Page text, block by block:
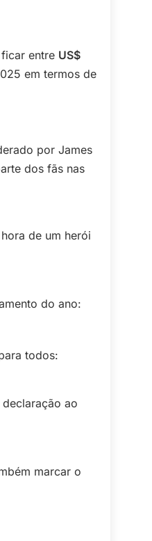
entre US$
em termos de
por James
dos fãs nas
de um herói
do ano:
todos:
ao
marcar o